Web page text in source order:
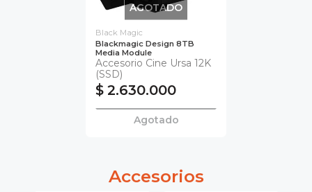
AGOTADO
Black Magic
Blackmagic Design 8TB
Media Module
Accesorio Cine Ursa 12K
(SSD)
$ 2.630.000
Agotado
Accesorios